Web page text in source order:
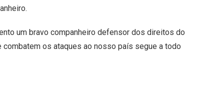
um bravo companheiro defensor dos direitos do
os ataques ao nosso país segue a todo